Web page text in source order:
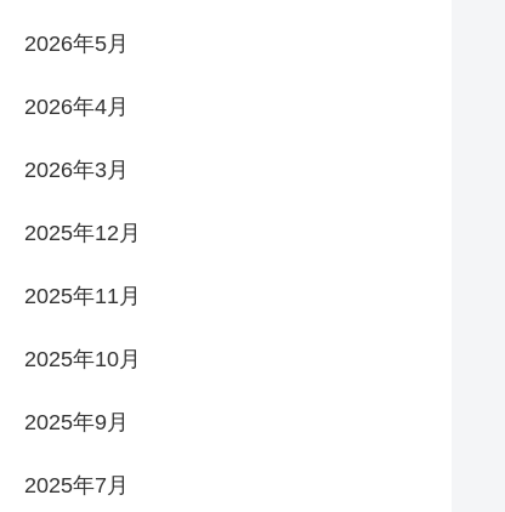
2026年5月
2026年4月
2026年3月
2025年12月
2025年11月
2025年10月
2025年9月
2025年7月